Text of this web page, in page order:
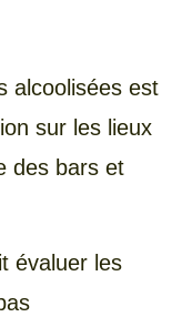
alcoolisées est
sur les lieux
des bars et
évaluer les